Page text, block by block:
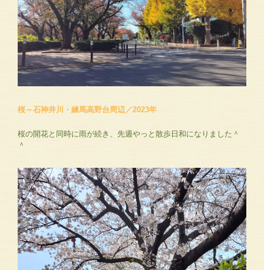
桜～石神井川・練馬高野台周辺／2023年
桜の開花と同時に雨が続き、先週やっと散歩日和になりました＾
＾